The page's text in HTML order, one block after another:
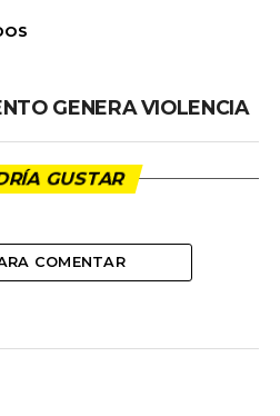
GENERA VIOLENCIA
GUSTAR
COMENTAR